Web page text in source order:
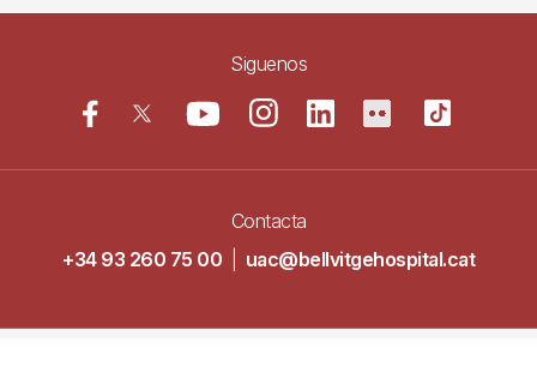
Siguenos
Contacta
+34 93 260 75 00
uac@bellvitgehospital.cat